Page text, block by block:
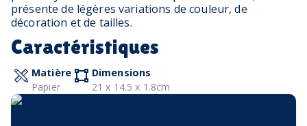
présente de légères variations de couleur, de
décoration et de tailles.
Caractéristiques
Matière
Papier
Dimensions
21 x 14.5 x 1.8cm